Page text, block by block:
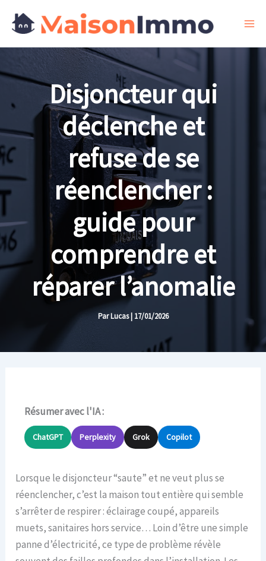
Disjoncteur qui
déclenche et
refuse de se
réenclencher :
guide pour
comprendre et
réparer l’anomalie
ParLucas| 17/01/2026
Résumer avec l'IA :
ChatGPT Perplexity Grok Copilot
Lorsque le disjoncteur “saute” et ne veut plus se
réenclencher, c’est la maison tout entière qui semble
s’arrêter de respirer : éclairage coupé, appareils
muets, sanitaires hors service… Loin d’être une simple
panne d’électricité, ce type de problème révèle